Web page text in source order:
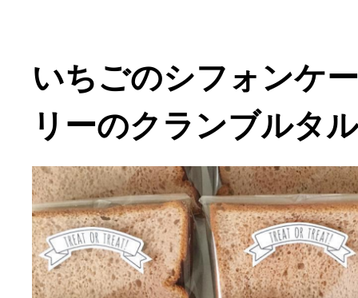
いちごのシフォンケ
リーのクランブルタ